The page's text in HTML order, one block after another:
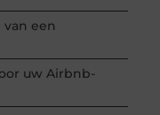
een
uw Airbnb-